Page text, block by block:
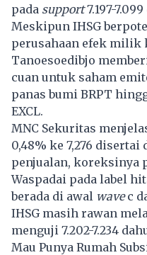
pada support7.197-
Meskipun IHSG
perusahaan efek milik
Tanoesoedibjo
cuan untuk saham
panas bumi BRPT
EXCL.
MNC Sekuritas
0,48% ke 7,276
penjualan, koreksinya
Waspadai pada label
berada di awal wavec
IHSG masih rawan
menguji 7.202-7.234
Mau Punya Rumah